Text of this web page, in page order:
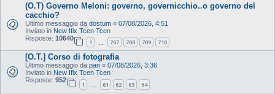
(O.T) Governo Meloni: governo, governicchio..o governo del
cacchio?
Ultimo messaggio da dostum « 07/08/2026, 4:51
Inviato in New Ifix Tcen Tcen
Risposte: 10640
1 707 708 709 710
[O.T.] Corso di fotografia
Ultimo messaggio da pan « 07/08/2026, 3:36
Inviato in New Ifix Tcen Tcen
Risposte: 952
1 61 62 63 64